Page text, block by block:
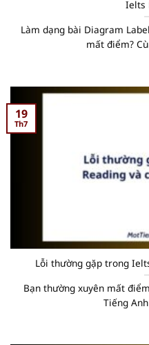
Ielts
Làm dạng bài Diagram
mất điểm?
Lỗi thường gặp trong
Bạn thường xuyên mất
Tiếng
19
Th7